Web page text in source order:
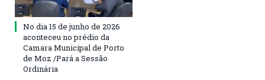
No dia 15 de junho de 2026
aconteceu no prédio da
Camara Municipal de Porto
de Moz /Pará a Sessão
Ordinária